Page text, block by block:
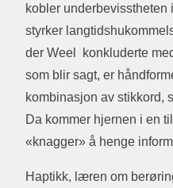
kobler
styrker
der Weel konkluderte
som blir sagt, er
kombinasjon av stikkord,
Da kommer hjernen i en
«knagger» å henge
Haptikk, læren om